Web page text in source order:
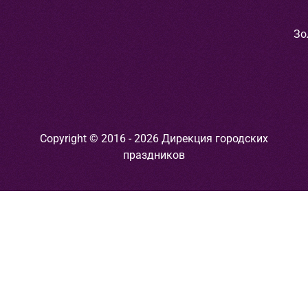
Copyright © 2016 - 2026 Дирекция городских
праздников